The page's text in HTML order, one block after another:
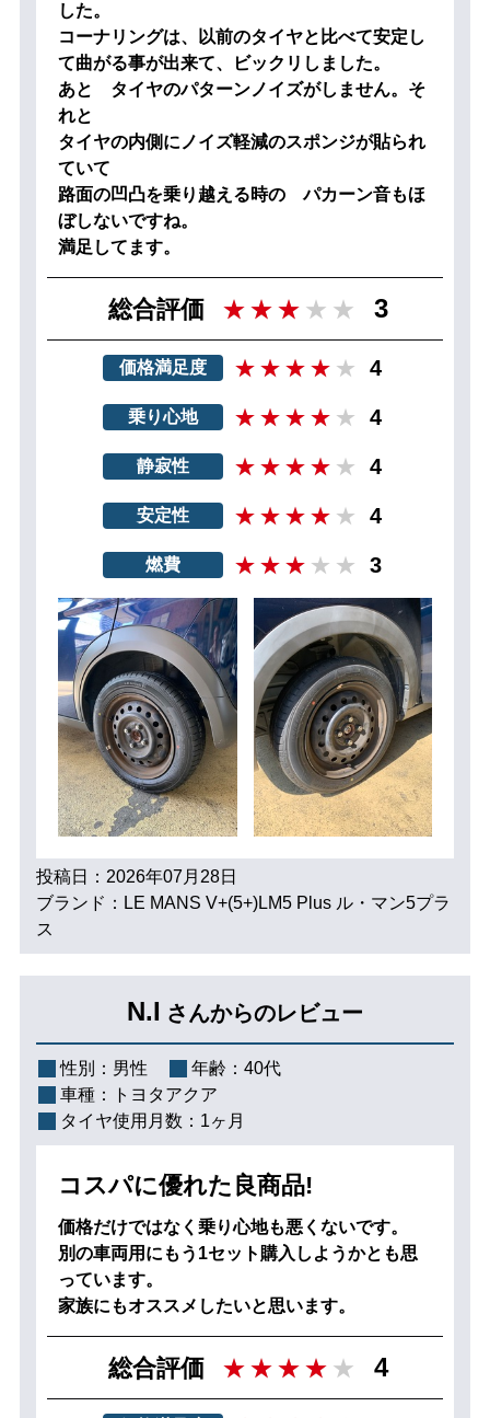
した。
コーナリングは、以前のタイヤと比べて安定し
て曲がる事が出来て、ビックリしました。
あと タイヤのパターンノイズがしません。そ
れと
タイヤの内側にノイズ軽減のスポンジが貼られ
ていて
路面の凹凸を乗り越える時の パカーン音もほ
ぼしないですね。
満足してます。
総合評価 3
価格満足度 4
乗り心地 4
静寂性 4
安定性 4
燃費 3
投稿日：2026年07月28日
ブランド：LE MANS V+(5+)LM5 Plus ル・マン5プラ
ス
N.I さんからのレビュー
性別： 男性 年齢： 40代
車種：
トヨタアクア
タイヤ使用月数： 1ヶ月
コスパに優れた良商品!
価格だけではなく乗り心地も悪くないです。
別の車両用にもう1セット購入しようかとも思
っています。
家族にもオススメしたいと思います。
総合評価 4